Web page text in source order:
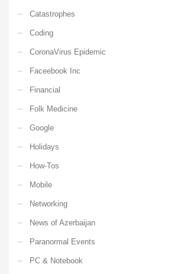
Catastrophes
Coding
CoronaVirus Epidemic
Faceebook Inc
Financial
Folk Medicine
Google
Holidays
How-Tos
Mobile
Networking
News of Azerbaijan
Paranormal Events
PC & Notebook